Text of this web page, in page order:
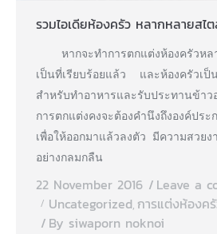
รวมไอเดียห้องครัว หลากหลายสไ
หากจะทำการตกแต่งห้องครัวห
เป็นที่เรียบร้อยแล้ว และห้องครัวเป็
สำหรับทำอาหารและรับประทานข้
การตกแต่งคงจะต้องคำนึงถึงองค์ประ
เพื่อให้ออกมาแล้วลงตัว มีความสวย
อย่างกลมกลืน
22 November 2016
Leave a
Uncategorized, การแต่งห้องค
By siwaporn noknoi